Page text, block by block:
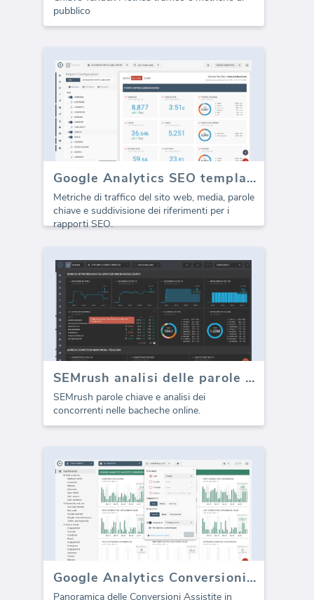
pubblico
Google Analytics SEO template (Rapporto)
Metriche di traffico del sito web, media, parole
chiave e suddivisione dei riferimenti per i
rapporti SEO.
SEMrush analisi delle parole chiave
SEMrush parole chiave e analisi dei
concorrenti nelle bacheche online.
Google Analytics Conversioni Assistite
Panoramica delle Conversioni Assistite in